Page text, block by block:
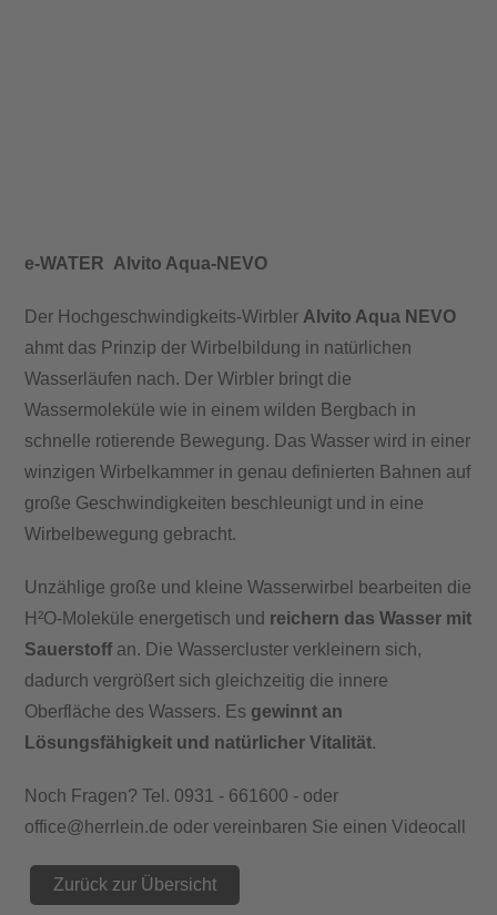
e-WATER Alvito Aqua-NEVO
Der Hochgeschwindigkeits-Wirbler Alvito Aqua NEVO
ahmt das Prinzip der Wirbelbildung in natürlichen
Wasserläufen nach. Der Wirbler bringt die
Wassermoleküle wie in einem wilden Bergbach in
schnelle rotierende Bewegung. Das Wasser wird in einer
winzigen Wirbelkammer in genau definierten Bahnen auf
große Geschwindigkeiten beschleunigt und in eine
Wirbelbewegung gebracht.
Unzählige große und kleine Wasserwirbel bearbeiten die
H²O-Moleküle energetisch und reichern das Wasser mit
Sauerstoff an. Die Wassercluster verkleinern sich,
dadurch vergrößert sich gleichzeitig die innere
Oberfläche des Wassers. Es gewinnt an
Lösungsfähigkeit und natürlicher Vitalität.
Noch Fragen? Tel. 0931 - 661600 - oder
office@herrlein.de oder vereinbaren Sie einen Videocall
Zurück zur Übersicht